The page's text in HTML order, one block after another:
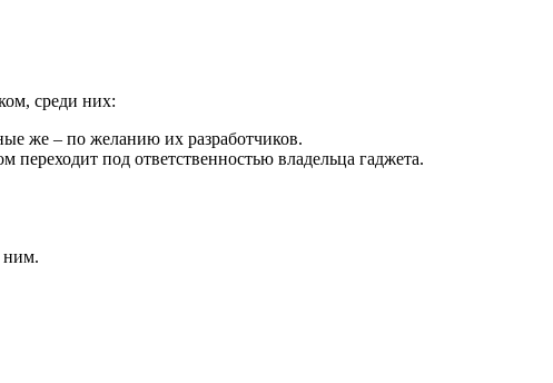
среди них:
же – по желанию их разработчиков.
переходит под ответственностью владельца гаджета.
ним.